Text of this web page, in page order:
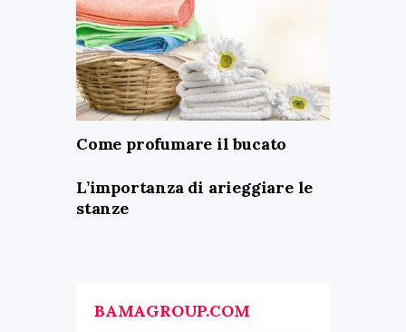
Come profumare il bucato
L’importanza di arieggiare le
stanze
BAMAGROUP.COM